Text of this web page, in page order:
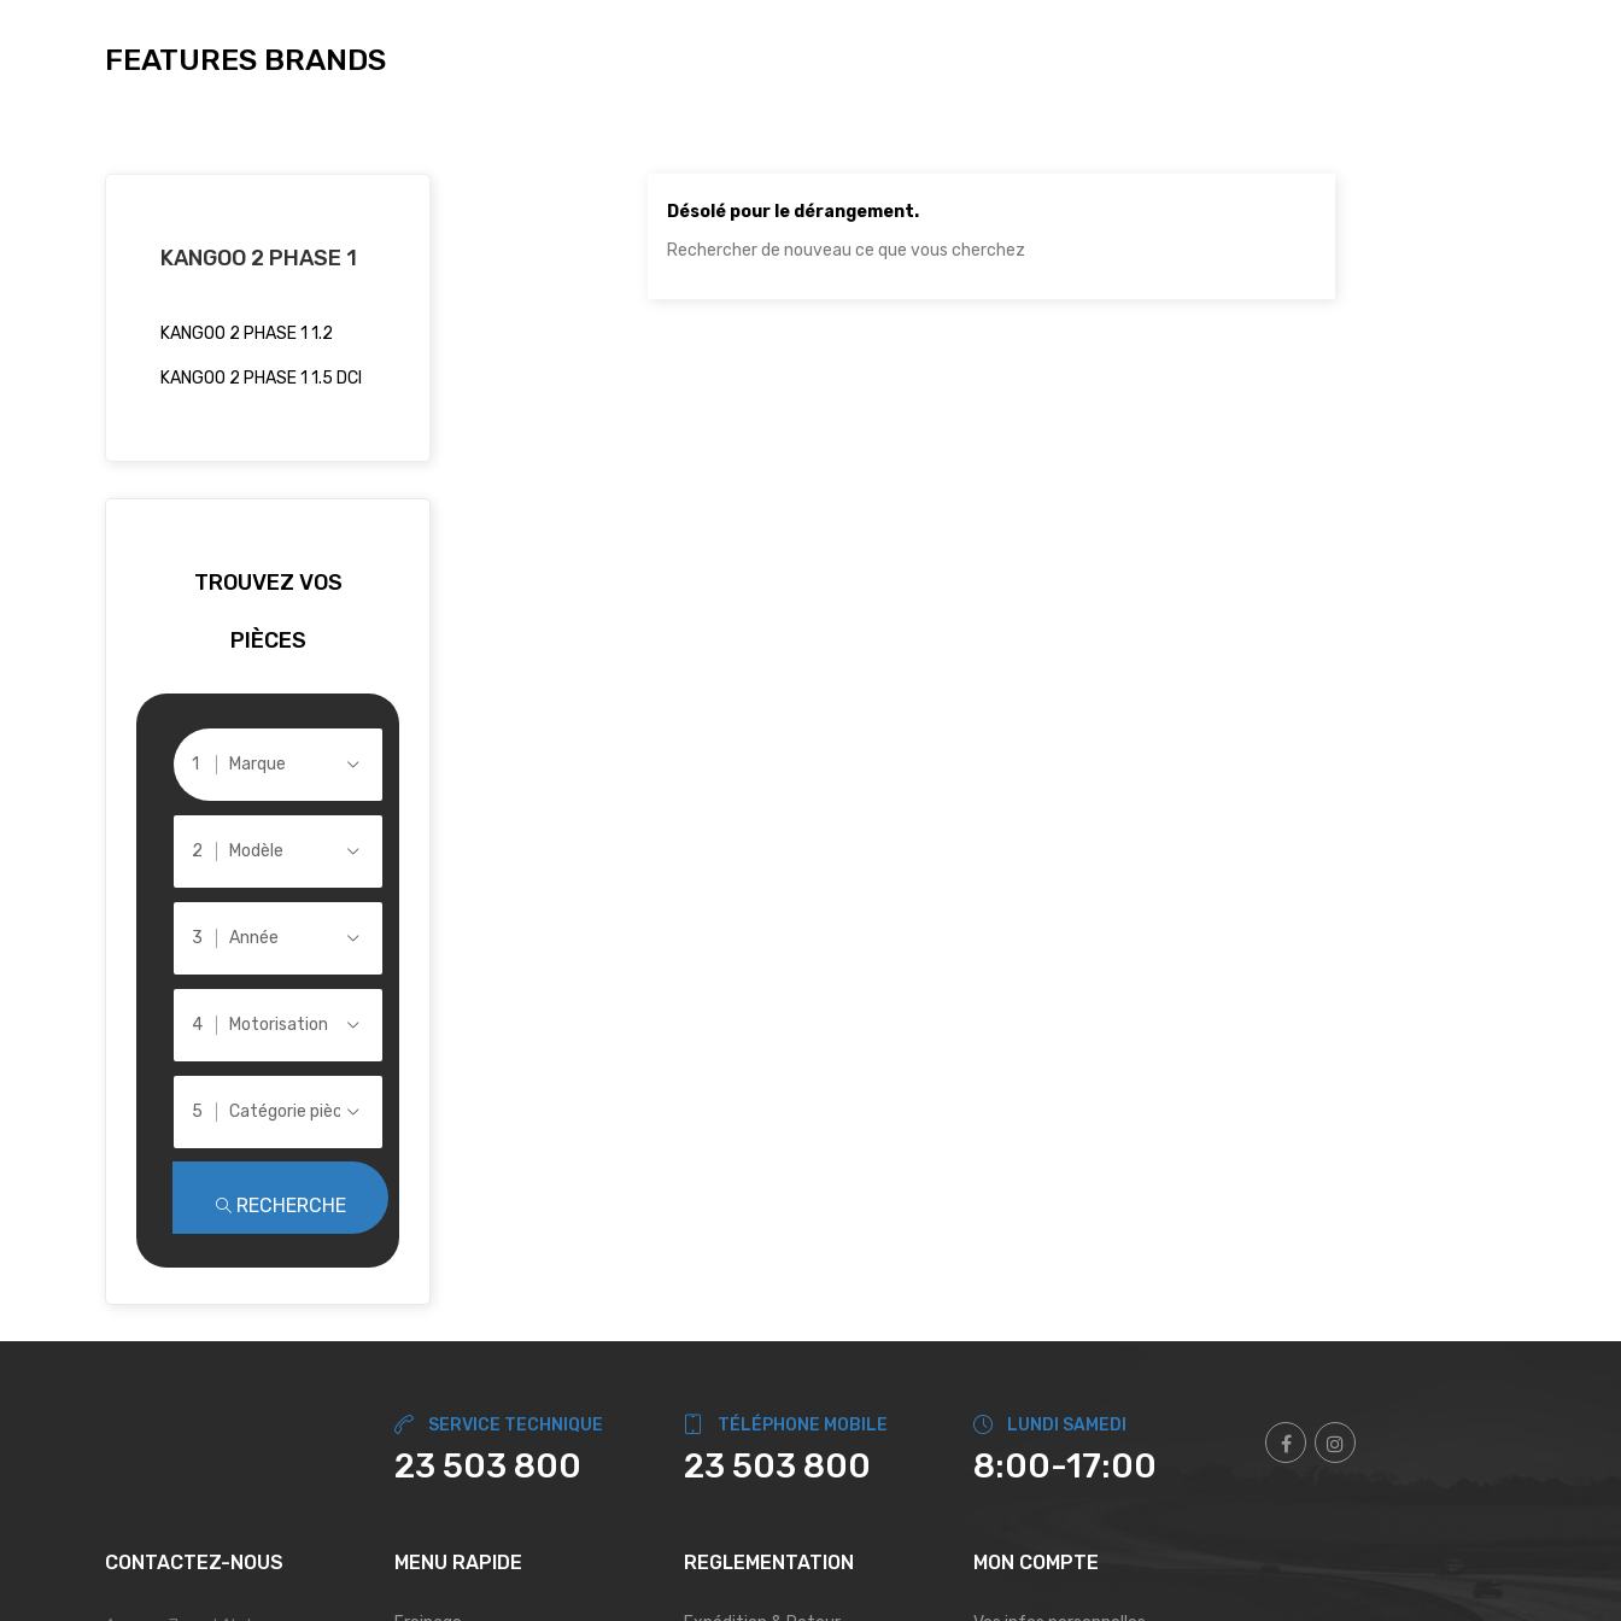
FEATURES BRANDS
KANGOO 2 PHASE 1
KANGOO 2 PHASE 1 1.2
KANGOO 2 PHASE 1 1.5 DCI
TROUVEZ VOS
PIÈCES
Marque
Modèle
Année
Motorisation
Catégorie pièce
RECHERCHE
Désolé pour le dérangement.
Rechercher de nouveau ce que vous cherchez
SERVICE TECHNIQUE
23 503 800
TÉLÉPHONE MOBILE
23 503 800
LUNDI SAMEDI
8:00-17:00
CONTACTEZ-NOUS MENU RAPIDE REGLEMENTATION MON COMPTE